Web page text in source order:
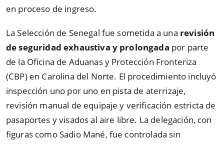
en proceso de ingreso.
La Selección de Senegal fue sometida a una revisión
de seguridad exhaustiva y prolongada por parte
de la Oficina de Aduanas y Protección Fronteriza
(CBP) en Carolina del Norte. El procedimiento incluyó
inspección uno por uno en pista de aterrizaje,
revisión manual de equipaje y verificación estricta de
pasaportes y visados al aire libre. La delegación, con
figuras como Sadio Mané, fue controlada sin